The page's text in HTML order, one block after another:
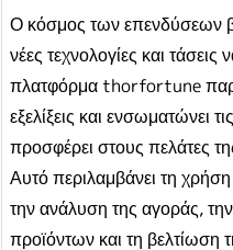
Ο κόσμος των επενδύσεων
νέες τεχνολογίες και
πλατφόρμα thorfortune
εξελίξεις και ενσωματώνει
προσφέρει στους πελάτες
Αυτό περιλαμβάνει τη
την ανάλυση της αγοράς,
προϊόντων και τη